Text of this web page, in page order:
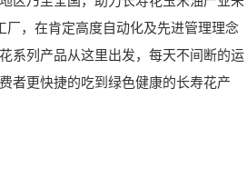
，在肯定高度自动化及先进管理理念
系列产品从这里出发，每天不间断的运
者更快捷的吃到绿色健康的长寿花产